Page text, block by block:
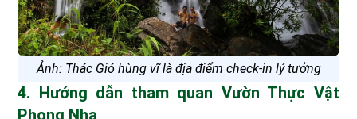
Ảnh: Thác Gió hùng vĩ là địa điểm check-in lý tưởng
4. Hướng dẫn tham quan Vườn Thực Vật